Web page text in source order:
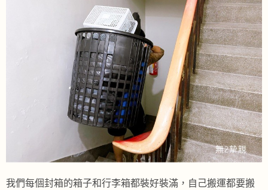
我們每個封箱的箱子和行李箱都裝好裝滿，自己搬運都要搬